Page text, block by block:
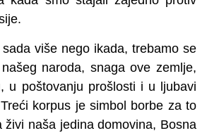
više nego ikada, trebamo se
naroda, snaga ove zemlje,
u poštovanju prošlosti i u ljubavi
korpus je simbol borbe za to
živi naša jedina domovina, Bosna